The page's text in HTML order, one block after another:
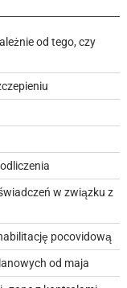
od tego, czy
w związku z
pocovidową
od maja